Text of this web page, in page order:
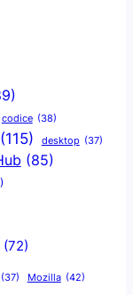
codice (38)
(115) desktop (37)
(85)
(72)
(37) Mozilla (42)